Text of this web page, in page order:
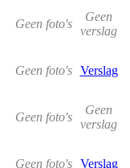
Geen foto's
Geen
verslag
Geen foto's Verslag
Geen foto's
Geen
verslag
Geen foto's Verslag